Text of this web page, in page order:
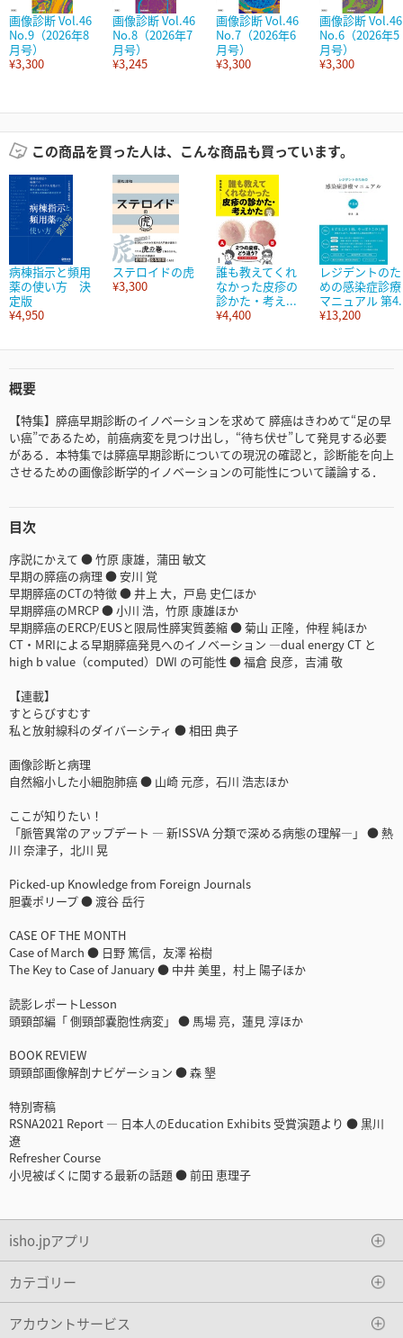
画像診断 Vol.46
No.9（2026年8
月号）
¥3,300
画像診断 Vol.46
No.8（2026年7
月号）
¥3,245
画像診断 Vol.46
No.7（2026年6
月号）
¥3,300
画像診断 Vol.46
No.6（2026年5
月号）
¥3,300
この商品を買った人は、こんな商品も買っています。
病棟指示と頻用
薬の使い方 決
定版
¥4,950
ステロイドの虎
¥3,300
誰も教えてくれ
なかった皮疹の
診かた・考え...
¥4,400
レジデントのた
めの感染症診療
マニュアル 第
¥13,200
概要
【特集】膵癌早期診断のイノベーションを求めて 膵癌はきわめて“足の早
い癌”であるため，前癌病変を見つけ出し，“待ち伏せ”して発見する必要
がある．本特集では膵癌早期診断についての現況の確認と，診断能を向上
させるための画像診断学的イノベーションの可能性について議論する．
目次
序説にかえて ● 竹原 康雄，蒲田 敏文
早期の膵癌の病理 ● 安川 覚
早期膵癌のCTの特徴 ● 井上 大，戸島 史仁ほか
早期膵癌のMRCP ● 小川 浩，竹原 康雄ほか
早期膵癌のERCP/EUSと限局性膵実質萎縮 ● 菊山 正隆，仲程 純ほか
CT・MRIによる早期膵癌発見へのイノベーション ―dual energy CT と
high b value（computed）DWI の可能性 ● 福倉 良彦，吉浦 敬
【連載】
すとらびすむす
私と放射線科のダイバーシティ ● 相田 典子
画像診断と病理
自然縮小した小細胞肺癌 ● 山崎 元彦，石川 浩志ほか
ここが知りたい！
「脈管異常のアップデート ― 新ISSVA 分類で深める病態の理解―」 ● 熱
川 奈津子，北川 晃
Picked-up Knowledge from Foreign Journals
胆嚢ポリープ ● 渡谷 岳行
CASE OF THE MONTH
Case of March ● 日野 篤信，友澤 裕樹
The Key to Case of January ● 中井 美里，村上 陽子ほか
読影レポートLesson
頭頸部編「 側頸部嚢胞性病変」 ● 馬場 亮，蓮見 淳ほか
BOOK REVIEW
頭頸部画像解剖ナビゲーション ● 森 墾
特別寄稿
RSNA2021 Report ― 日本人のEducation Exhibits 受賞演題より ● 黒川
遼
Refresher Course
小児被ばくに関する最新の話題 ● 前田 恵理子
isho.jpアプリ
カテゴリー
アカウントサービス